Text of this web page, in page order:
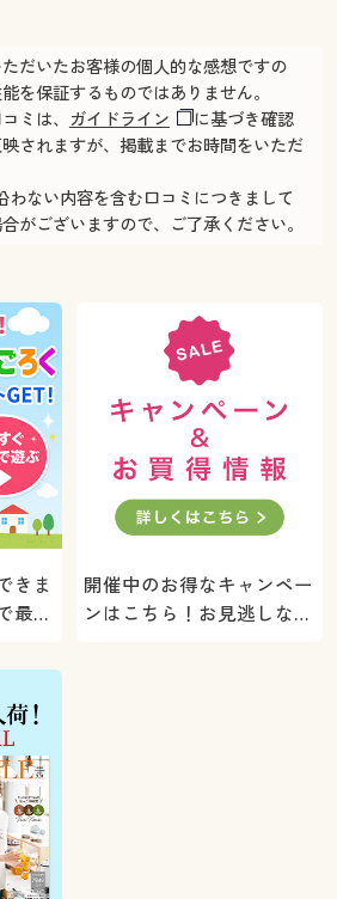
だいたお客様の個人的な感想ですの
を保証するものではありません。
ミは、 ガイドライン
に基づき確認
されますが、掲載までお時間をいただ
わない内容を含む口コミにつきまして
がございますので、ご了承ください。
きま
最大
開催中のお得なキャンペー
ンはこちら！お見逃しな